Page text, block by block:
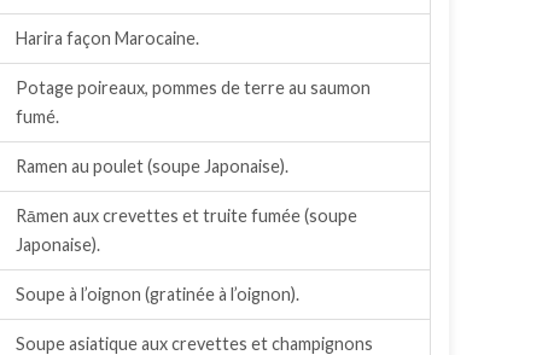
Harira façon Marocaine.
Potage poireaux, pommes de terre au saumon
fumé.
Ramen au poulet (soupe Japonaise).
Rāmen aux crevettes et truite fumée (soupe
Japonaise).
Soupe à l’oignon (gratinée à l’oignon).
Soupe asiatique aux crevettes et champignons